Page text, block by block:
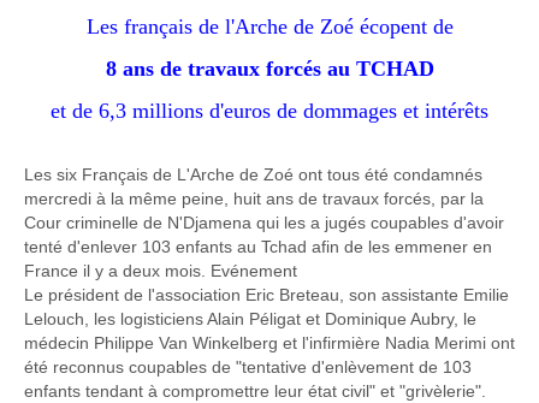
Les français de l'Arche de Zoé écopent de
8 ans de travaux forcés au TCHAD
et de 6,3 millions d'euros de dommages et intérêts
Les six Français de L'Arche de Zoé ont tous été condamnés
mercredi à la même peine, huit ans de travaux forcés, par la
Cour criminelle de N'Djamena qui les a jugés coupables d'avoir
tenté d'enlever 103 enfants au Tchad afin de les emmener en
France il y a deux mois. Evénement
Le président de l'association Eric Breteau, son assistante Emilie
Lelouch, les logisticiens Alain Péligat et Dominique Aubry, le
médecin Philippe Van Winkelberg et l'infirmière Nadia Merimi ont
été reconnus coupables de "tentative d'enlèvement de 103
enfants tendant à compromettre leur état civil" et "grivèlerie".